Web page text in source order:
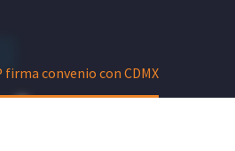
firma convenio con CDMX